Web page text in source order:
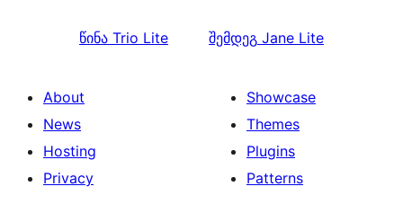
წინა Trio Lite შემდეგ Jane Lite
About
News
Hosting
Privacy
Showcase
Themes
Plugins
Patterns